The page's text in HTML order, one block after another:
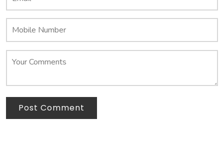
Post Comment